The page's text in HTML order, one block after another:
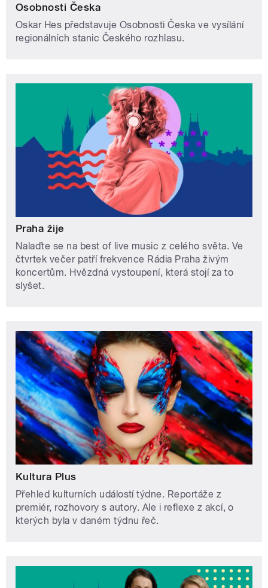
Osobnosti Česka
Oskar Hes představuje Osobnosti Česka ve vysílání
regionálních stanic Českého rozhlasu.
Praha žije
Nalaďte se na best of live music z celého světa. Ve
čtvrtek večer patří frekvence Rádia Praha živým
koncertům. Hvězdná vystoupení, která stojí za to
slyšet.
Kultura Plus
Přehled kulturních událostí týdne. Reportáže z
premiér, rozhovory s autory. Ale i reflexe z akcí, o
kterých byla v daném týdnu řeč.